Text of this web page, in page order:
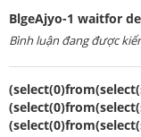
BlgeAjyo-1 waitfor
Bình luận đang được